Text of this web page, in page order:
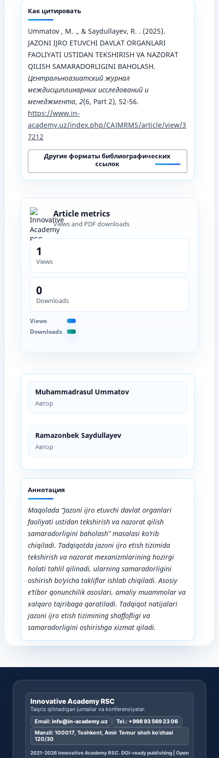
Muhammadrasul Ummatov
Автор
Ramazonbek Saydullayev
Автор
Аннотация
Maqolada “Jazoni ijro etuvchi davlat organlari
faoliyati ustidan tekshirish va nazorat qilish
samaradorligini baholash” masalasi ko‘rib
chiqiladi. Tadqiqotda jazoni ijro etish tizimida
tekshirish va nazorat mexanizmlarining hozirgi
holati tahlil qilinadi, ularning samaradorligini
oshirish bo‘yicha takliflar ishlab chiqiladi. Asosiy
e’tibor qonunchilik asoslari, amaliy muammolar va
xalqaro tajribaga qaratiladi. Tadqiqot natijalari
jazoni ijro etish tizimining shaffofligi va
samaradorligini oshirishga xizmat qiladi.
Как цитировать
Ummatov , M. ., & Saydullayev, R. . (2025).
JAZONI IJRO ETUVCHI DAVLAT ORGANLARI
FAOLIYATI USTIDAN TEKSHIRISH VA NAZORAT
QILISH SAMARADORLIGINI BAHOLASH.
Центральноазиатский журнал
междисциплинарных исследований и
менеджмента, 2(6, Part 2), 52-56.
https://www.in-
academy.uz/index.php/CAJMRMS/article/view/3
7212
Другие форматы библиографических
ссылок
Article metrics
Views and PDF downloads
1
Views
0
Downloads
Views
Downloads
Innovative Academy RSC
Taqriz qilinadigan jurnallar va konferensiyalar.
Email: info@in-academy.uz Tel.: +998 93 569 23 06
Manzil: 100017, Toshkent, Amir Temur shoh ko’chasi
120/30
2021-2026 Innovative Academy RSC. DOI-ready publishing | Open